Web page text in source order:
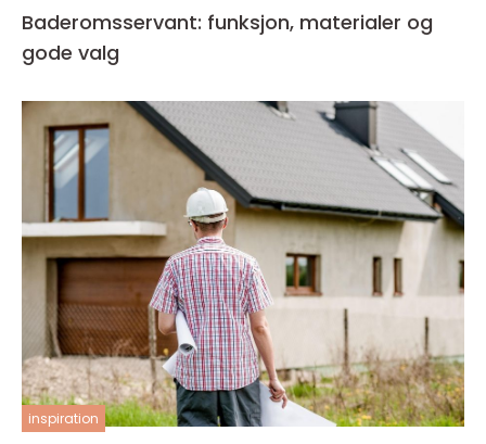
Baderomsservant: funksjon, materialer og
gode valg
inspiration